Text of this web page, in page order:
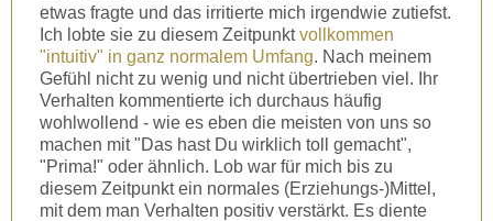
etwas fragte und das irritierte mich irgendwie zutiefst.
Ich lobte sie zu diesem Zeitpunktvollkommen
"intuitiv" in ganz normalem Umfang. Nach meinem
Gefühl nicht zu wenig und nicht übertrieben viel. Ihr
Verhalten kommentierte ich durchaus häufig
wohlwollend - wie es eben die meisten von uns so
machen mit "Das hast Du wirklich toll gemacht",
"Prima!" oder ähnlich. Lob war für mich bis zu
diesem Zeitpunkt ein normales (Erziehungs-)Mittel,
mit dem man Verhalten positiv verstärkt. Es diente